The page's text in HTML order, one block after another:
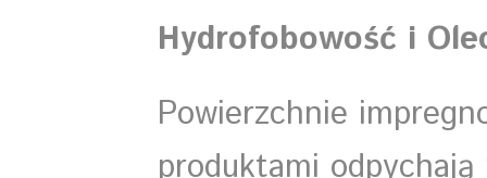
Hydrofobowość i
Powierzchnie
produktami